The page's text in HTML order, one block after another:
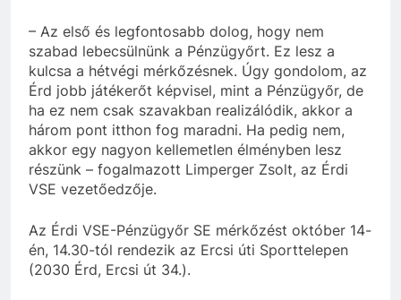
– Az első és legfontosabb dolog, hogy nem
szabad lebecsülnünk a Pénzügyőrt. Ez lesz a
kulcsa a hétvégi mérkőzésnek. Úgy gondolom, az
Érd jobb játékerőt képvisel, mint a Pénzügyőr, de
ha ez nem csak szavakban realizálódik, akkor a
három pont itthon fog maradni. Ha pedig nem,
akkor egy nagyon kellemetlen élményben lesz
részünk – fogalmazott Limperger Zsolt, az Érdi
VSE vezetőedzője.
Az Érdi VSE-Pénzügyőr SE mérkőzést október 14-
én, 14.30-tól rendezik az Ercsi úti Sporttelepen
(2030 Érd, Ercsi út 34.).